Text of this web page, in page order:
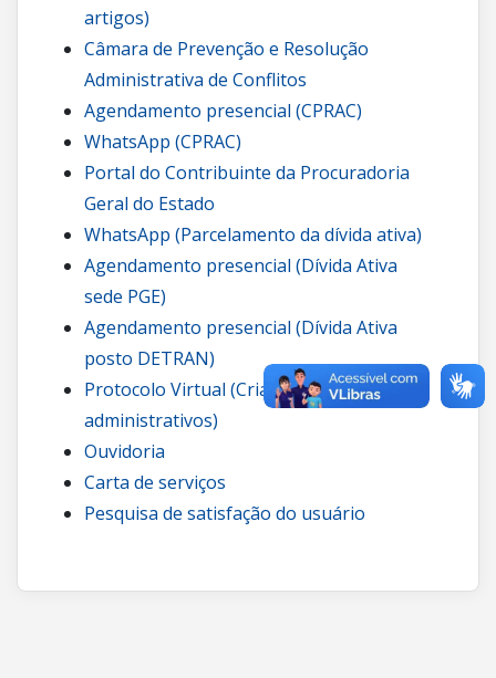
artigos)
Câmara de Prevenção e Resolução
Administrativa de Conflitos
Agendamento presencial (CPRAC)
WhatsApp (CPRAC)
Portal do Contribuinte da Procuradoria
Geral do Estado
WhatsApp (Parcelamento da dívida ativa)
Agendamento presencial (Dívida Ativa
sede PGE)
Agendamento presencial (Dívida Ativa
posto DETRAN)
Protocolo Virtual (Criação de processos
administrativos)
Ouvidoria
Carta de serviços
Pesquisa de satisfação do usuário